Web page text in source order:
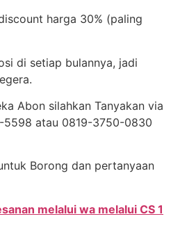
harga 30% (paling
di setiap bulannya, jadi
Abon silahkan Tanyakan via
5598 atau 0819-3750-0830
Borong dan pertanyaan
melalui wa melalui CS 1